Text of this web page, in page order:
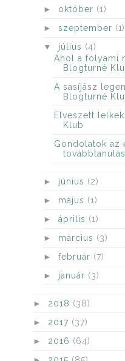
► október (1)
► szeptember (1)
▼ július (4)
Ahol a folyami
Blogturné
A sasíjász
Blogturné
Elveszett
Klub
Gondolatok az
► június (2)
► május (1)
► április (1)
► március (3)
► február (7)
► január (3)
► 2018 (38)
► 2017 (37)
► 2016 (64)